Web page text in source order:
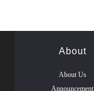
About
About Us
Announcement